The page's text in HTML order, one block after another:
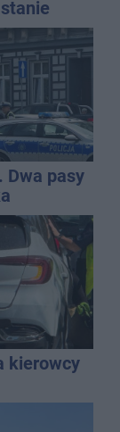
Dwa pasy
kierowcy